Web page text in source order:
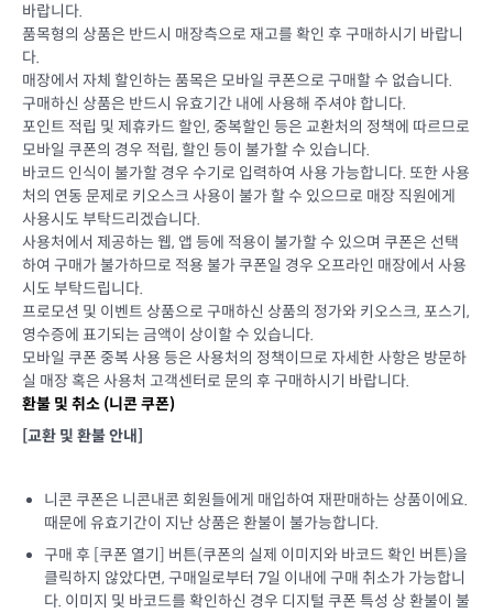
바랍니다.
품목형의 상품은 반드시 매장측으로 재고를 확인 후 구매하시기 바랍니
다.
매장에서 자체 할인하는 품목은 모바일 쿠폰으로 구매할 수 없습니다.
구매하신 상품은 반드시 유효기간 내에 사용해 주셔야 합니다.
포인트 적립 및 제휴카드 할인, 중복할인 등은 교환처의 정책에 따르므로
모바일 쿠폰의 경우 적립, 할인 등이 불가할 수 있습니다.
바코드 인식이 불가할 경우 수기로 입력하여 사용 가능합니다. 또한 사용
처의 연동 문제로 키오스크 사용이 불가 할 수 있으므로 매장 직원에게
사용시도 부탁드리겠습니다.
사용처에서 제공하는 웹, 앱 등에 적용이 불가할 수 있으며 쿠폰은 선택
하여 구매가 불가하므로 적용 불가 쿠폰일 경우 오프라인 매장에서 사용
시도 부탁드립니다.
프로모션 및 이벤트 상품으로 구매하신 상품의 정가와 키오스크, 포스기,
영수증에 표기되는 금액이 상이할 수 있습니다.
모바일 쿠폰 중복 사용 등은 사용처의 정책이므로 자세한 사항은 방문하
실 매장 혹은 사용처 고객센터로 문의 후 구매하시기 바랍니다.
환불 및 취소 (니콘 쿠폰)
[교환 및 환불 안내]
니콘 쿠폰은 니콘내콘 회원들에게 매입하여 재판매하는 상품이에요.
때문에 유효기간이 지난 상품은 환불이 불가능합니다.
구매 후 [쿠폰 열기] 버튼(쿠폰의 실제 이미지와 바코드 확인 버튼)을
클릭하지 않았다면, 구매일로부터 7일 이내에 구매 취소가 가능합니
다. 이미지 및 바코드를 확인하신 경우 디지털 쿠폰 특성 상 환불이 불